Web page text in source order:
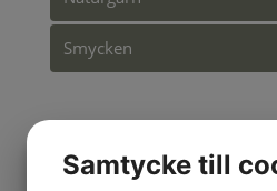
Smycken
Samtycke till